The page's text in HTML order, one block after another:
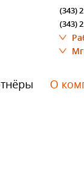
(343)
(343)
О